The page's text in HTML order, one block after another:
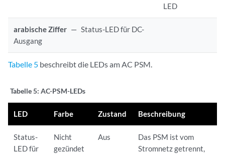
LED
arabische Ziffer — Status-LED für DC-
Ausgang
Tabelle 5 beschreibt die LEDs am AC PSM.
Tabelle 5: AC-PSM-LEDs
LED Farbe Zustand Beschreibung
Status-
LED für
Nicht
gezündet
Aus
Das PSM ist vom
Stromnetz getrennt,